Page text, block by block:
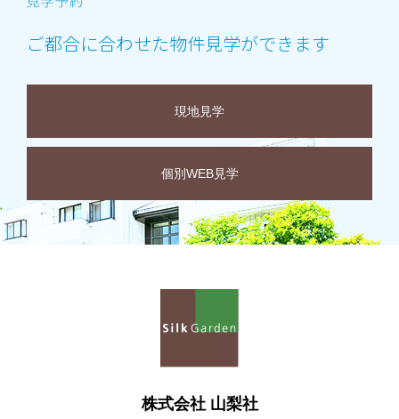
ご都合に合わせた物件見学ができます
現地見学
個別WEB見学
株式会社 山梨社